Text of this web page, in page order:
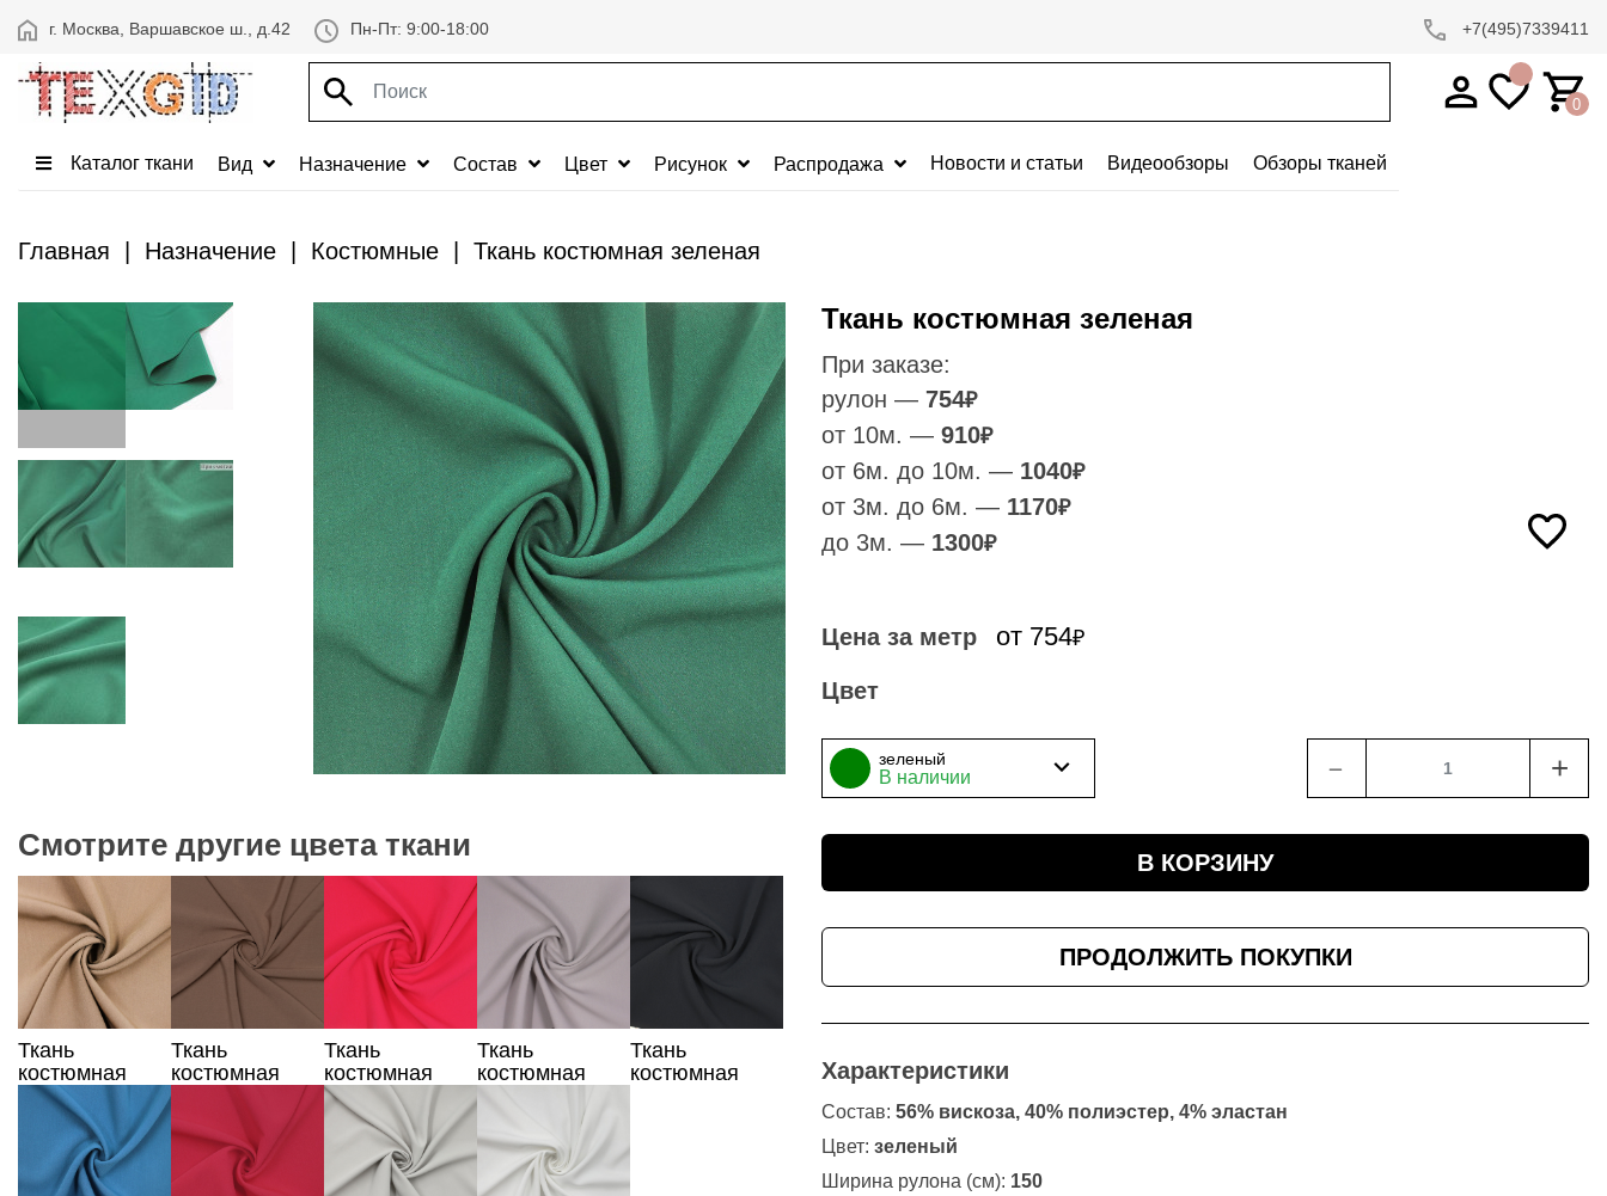
г. Москва, Варшавское ш., д.42 Пн-Пт: 9:00-18:00 +7(495)7339411
0
Каталог ткани Вид Назначение Состав Цвет Рисунок Распродажа Новости и статьи Видеообзоры Обзоры тканей
Главная Назначение Костюмные Ткань костюмная зеленая
Ткань костюмная зеленая
При заказе:
рулон — 754₽
от 10м. — 910₽
от 6м. до 10м. — 1040₽
от 3м. до 6м. — 1170₽
до 3м. — 1300₽
Цена за метр от 754₽
Цвет
зеленый
В наличии ﹣ +
В КОРЗИНУ
ПРОДОЛЖИТЬ ПОКУПКИ
Характеристики
Состав: 56% вискоза, 40% полиэстер, 4% эластан
Цвет: зеленый
Ширина рулона (см): 150
Смотрите другие цвета ткани
Ткань
костюмная
цвета кэмел
Ткань
костюмная
Ткань
костюмная
неоново-
малинового
Ткань
костюмная
Ткань
костюмная